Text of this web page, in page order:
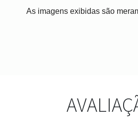
As imagens exibidas são